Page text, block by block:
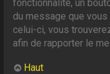
fonctionnalité, un
du message que
celui-ci, vous
afin de rapporter le
Haut